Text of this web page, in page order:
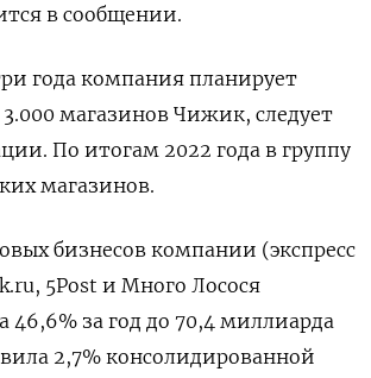
в сообщении.
года компания планирует
магазинов Чижик, следует
По итогам 2022 года в группу
магазинов.
бизнесов компании (экспресс
5Post и Много Лосося
46,6% за год до 70,4 миллиарда
2,7% консолидированной